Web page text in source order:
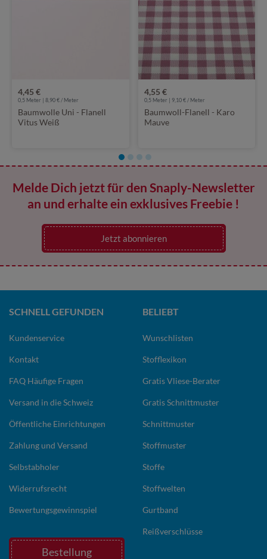
4,45 €
0,5 Meter | 8,90 € / Meter
Baumwolle Uni - Flanell
Vitus Weiß
4,55 €
0,5 Meter | 9,10 € / Meter
Baumwoll-Flanell - Karo
Mauve
Melde Dich jetzt für den Snaply-Newsletter
an und erhalte ein exklusives Freebie !
Jetzt abonnieren
SCHNELL GEFUNDEN
Kundenservice
Kontakt
FAQ Häufige Fragen
Versand in die Schweiz
Öffentliche Einrichtungen
Zahlung und Versand
Selbstabholer
Widerrufsrecht
Bewertungsgewinnspiel
Bestellung
BELIEBT
Wunschlisten
Stofflexikon
Gratis Vliese-Berater
Gratis Schnittmuster
Schnittmuster
Stoffmuster
Stoffe
Stoffwelten
Gurtband
Reißverschlüsse